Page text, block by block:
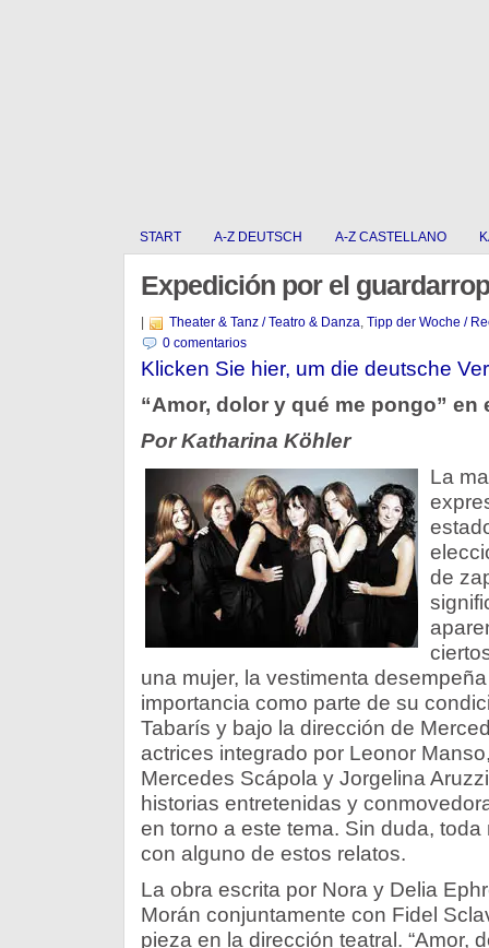
START A-Z DEUTSCH A-Z CASTELLANO
Expedición por el
Theater & Tanz / Teatro & Danza, Tipp der Woche /
0 comentarios
Klicken Sie hier, um die deutsche
“Amor, dolor y qué me pongo” en
Por Katharina Köhler
La
de
una mujer, la vestimenta
importancia como parte de su
Tabarís y bajo la dirección de
actrices integrado por Leonor
Mercedes Scápola y Jorgelina
historias entretenidas y
en torno a este tema. Sin duda,
con alguno de estos relatos.
La obra escrita por Nora y Delia
Morán conjuntamente con Fidel
pieza en la dirección teatral. “Amor,